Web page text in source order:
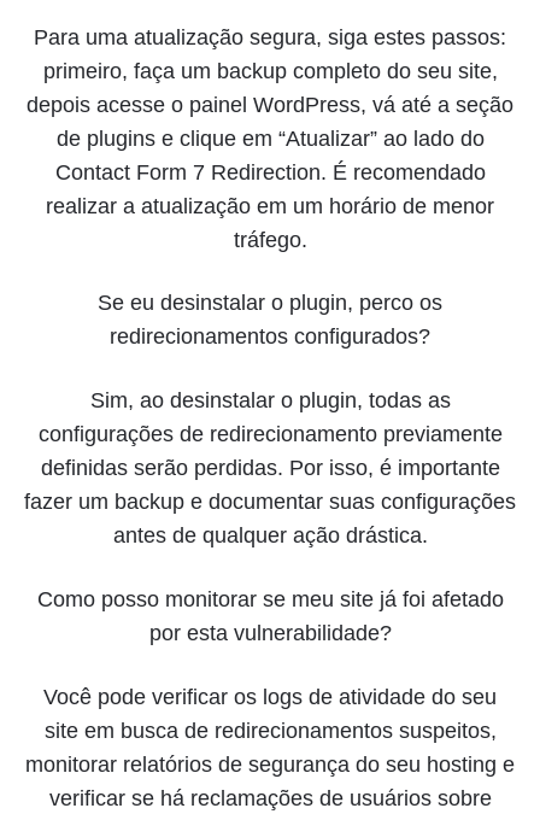
Para uma atualização segura, siga estes passos:
primeiro, faça um backup completo do seu site,
depois acesse o painel WordPress, vá até a seção
de plugins e clique em “Atualizar” ao lado do
Contact Form 7 Redirection. É recomendado
realizar a atualização em um horário de menor
tráfego.
Se eu desinstalar o plugin, perco os
redirecionamentos configurados?
Sim, ao desinstalar o plugin, todas as
configurações de redirecionamento previamente
definidas serão perdidas. Por isso, é importante
fazer um backup e documentar suas configurações
antes de qualquer ação drástica.
Como posso monitorar se meu site já foi afetado
por esta vulnerabilidade?
Você pode verificar os logs de atividade do seu
site em busca de redirecionamentos suspeitos,
monitorar relatórios de segurança do seu hosting e
verificar se há reclamações de usuários sobre